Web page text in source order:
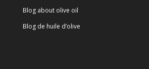
Blog about olive oil
Blog de huile d’olive